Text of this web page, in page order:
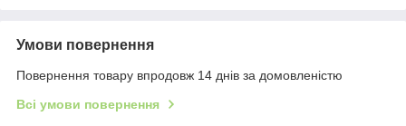
Умови повернення
Повернення товару впродовж 14 днів за домовленістю
Всі умови повернення